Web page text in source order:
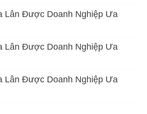
Lân Được Doanh Nghiệp Ưa
Lân Được Doanh Nghiệp Ưa
Lân Được Doanh Nghiệp Ưa